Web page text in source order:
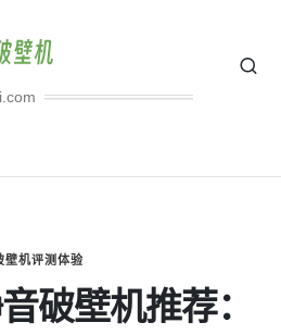
壁机评测体验
破壁机推荐：